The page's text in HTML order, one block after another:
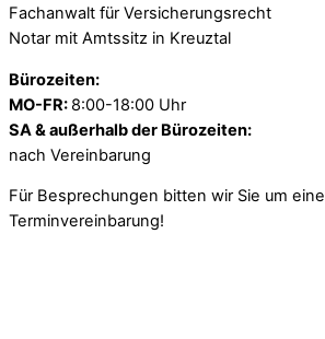
Fachanwalt für Versicherungsrecht
Notar mit Amtssitz in Kreuztal
Bürozeiten:
MO-FR: 8:00-18:00 Uhr
SA & außerhalb der Bürozeiten:
nach Vereinbarung
Für Besprechungen bitten wir Sie um eine
Terminvereinbarung!